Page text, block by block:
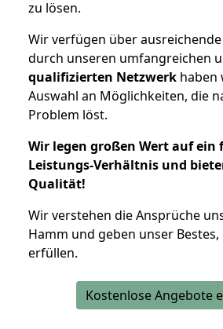
zu lösen.
Wir verfügen über
durch unseren umfangreichen
qualifizierten Netzwerk haben
Auswahl an Möglichkeiten, die
Problem löst.
Wir legen großen Wert auf ein
Leistungs-Verhältnis und
Qualität!
Wir verstehen die Ansprüche
Hamm und geben unser Bestes,
erfüllen.
Kostenlose Angebote